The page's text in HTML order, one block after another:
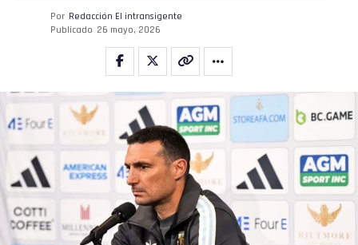
Por Redacción El intransigente
Publicado 26 mayo, 2026
Email